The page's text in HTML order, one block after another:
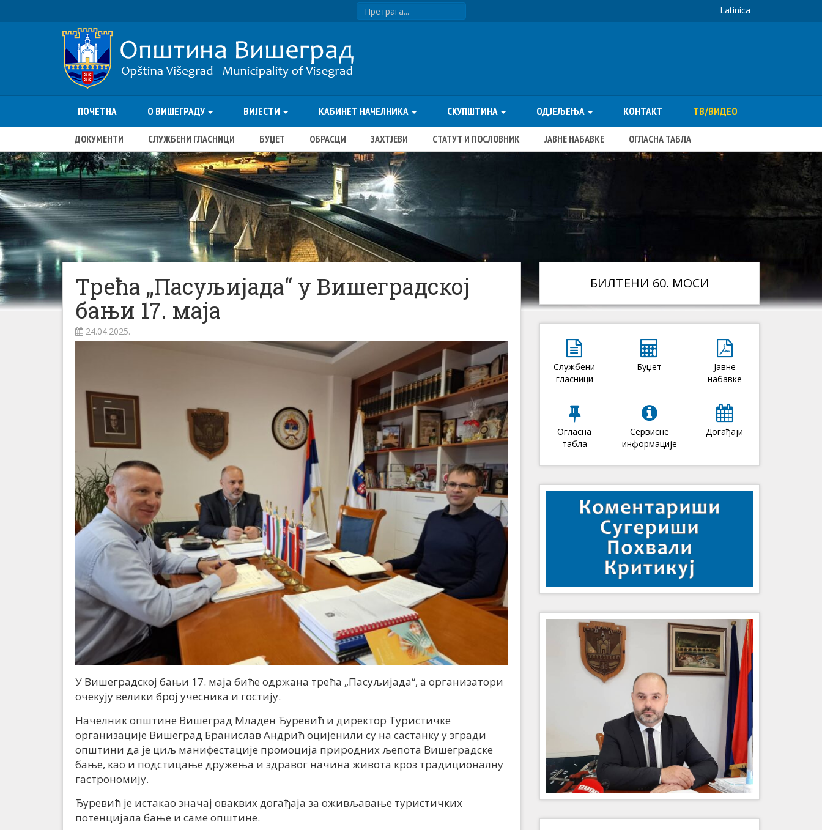
Latinica
ПОЧЕТНА О ВИШЕГРАДУ ВИЈЕСТИ КАБИНЕТ НАЧЕЛНИКА СКУПШТИНА ОДЈЕЉЕЊА КОНТАКТ ТВ/ВИДЕО
ДОКУМЕНТИ СЛУЖБЕНИ ГЛАСНИЦИ БУЏЕТ ОБРАСЦИ ЗАХТЈЕВИ СТАТУТ И ПОСЛОВНИК ЈАВНЕ НАБАВКЕ ОГЛАСНА ТАБЛА
Трећа „Пасуљијада“ у Вишеградској
бањи 17. маја
24.04.2025.
У Вишеградској бањи 17. маја биће одржана трећа „Пасуљијада“, а организатори
очекују велики број учесника и гостију.
Начелник општине Вишеград Младен Ђуревић и директор Туристичке
организације Вишеград Бранислав Андрић оцијенили су на састанку у згради
општини да је циљ манифестације промоција природних љепота Вишеградске
бање, као и подстицање дружења и здравог начина живота кроз традиционалну
гастрономију.
Ђуревић је истакао значај оваквих догађаја за оживљавање туристичких
потенцијала бање и саме општине.
БИЛТЕНИ 60. МОСИ
Службени
гласници
Буџет
Јавне
набавке
Огласна
табла
Сервисне
информације
Догађаји